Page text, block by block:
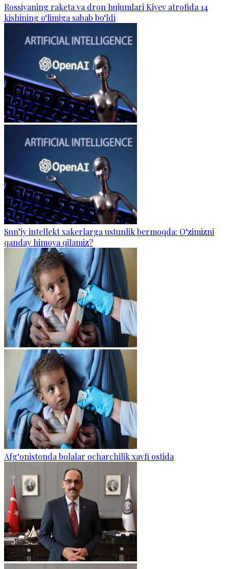
Rossiyaning raketa va dron hujumlari Kiyev atrofida 14
kishining o‘limiga sabab bo‘ldi
Sun’iy intellekt xakerlarga ustunlik bermoqda: O‘zimizni
qanday himoya qilamiz?
Afg‘onistonda bolalar ocharchilik xavfi ostida